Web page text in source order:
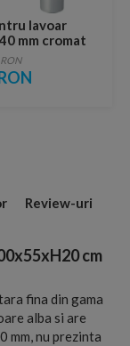
lavoar
mm cromat
Review-uri
cm
fina din gama
alba si are
mm, nu prezinta